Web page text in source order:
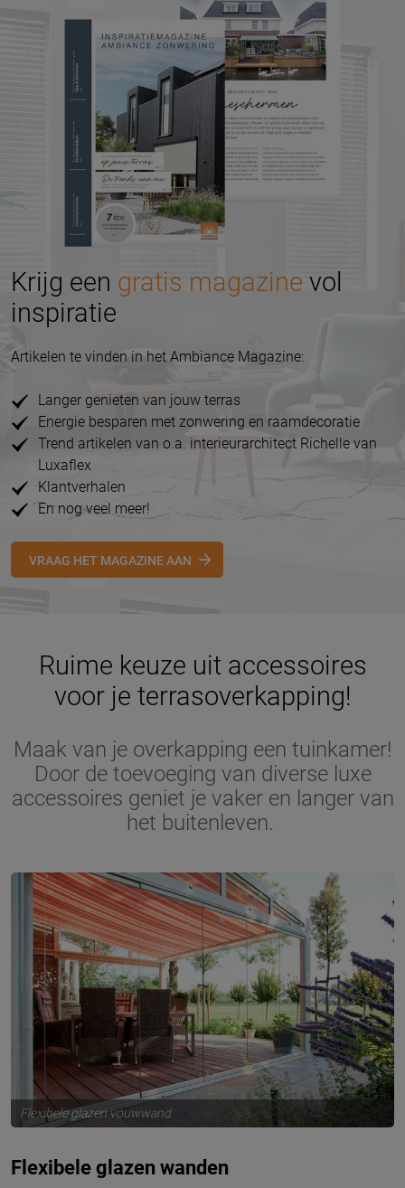
Krijg een gratis magazine vol
inspiratie
Artikelen te vinden in het Ambiance Magazine:
Langer genieten van jouw terras
Energie besparen met zonwering en raamdecoratie
Trend artikelen van o.a. interieurarchitect Richelle van
Luxaflex
Klantverhalen
En nog veel meer!
VRAAG HET MAGAZINE AAN
Ruime keuze uit accessoires
voor je terrasoverkapping!
Maak van je overkapping een tuinkamer!
Door de toevoeging van diverse luxe
accessoires geniet je vaker en langer van
het buitenleven.
Flexibele glazen vouwwand
Flexibele glazen wanden